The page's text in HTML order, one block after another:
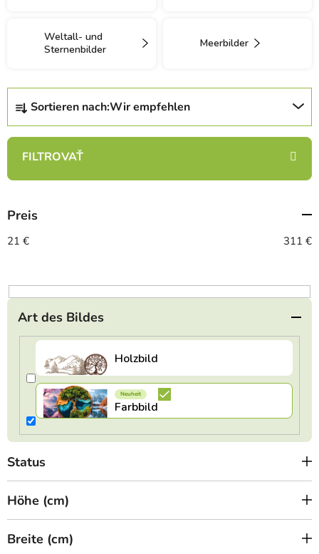
Weltall- und
Sternenbilder
Meerbilder
P
o
u
t
s
o
t
i
Sortieren nach:Wir empfehlen
Preis
21 € 311 €
Art des Bildes
Status
Höhe (cm)
Breite (cm)